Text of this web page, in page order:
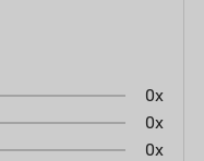
0x
0x
0x